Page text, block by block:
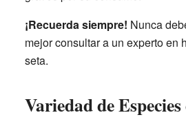
¡Recuerda siempre! Nunca
mejor consultar a un experto en
seta.
Variedad de